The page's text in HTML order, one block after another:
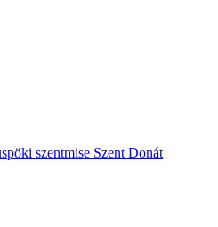
szentmise Szent Donát